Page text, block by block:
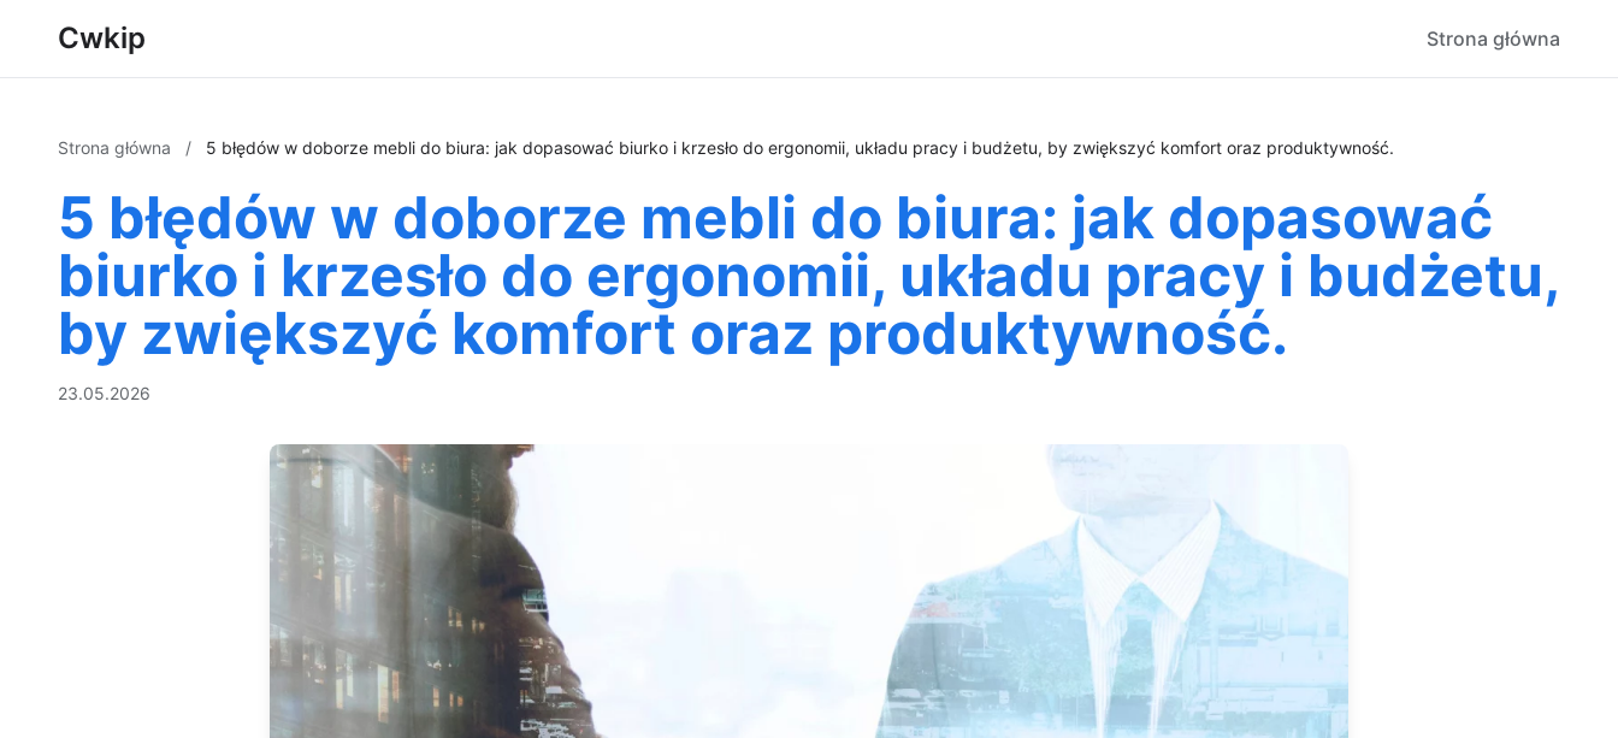
Cwkip Strona główna
Strona główna / 5 błędów w doborze mebli do biura: jak dopasować biurko i krzesło do ergonomii, układu pracy i budżetu, by zwiększyć komfort oraz produktywność.
5 błędów w doborze mebli do biura: jak dopasować
biurko i krzesło do ergonomii, układu pracy i budżetu,
by zwiększyć komfort oraz produktywność.
23.05.2026